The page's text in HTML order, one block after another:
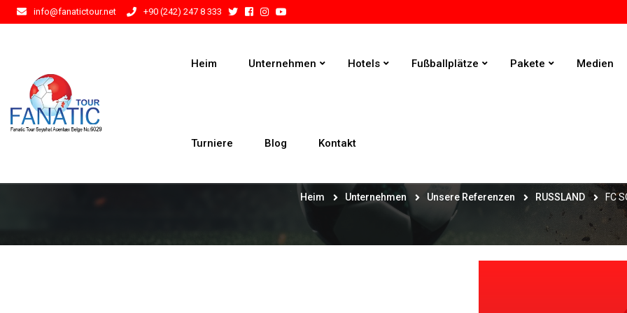
info@fanatictour.net +90 (242) 247 8 333
Heim Unternehmen Hotels Fußballplätze Pakete Medien
Turniere Blog Kontakt
Heim Unternehmen Unsere Referenzen RUSSLAND FC